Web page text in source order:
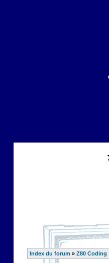
Index du forum » Z80 Coding